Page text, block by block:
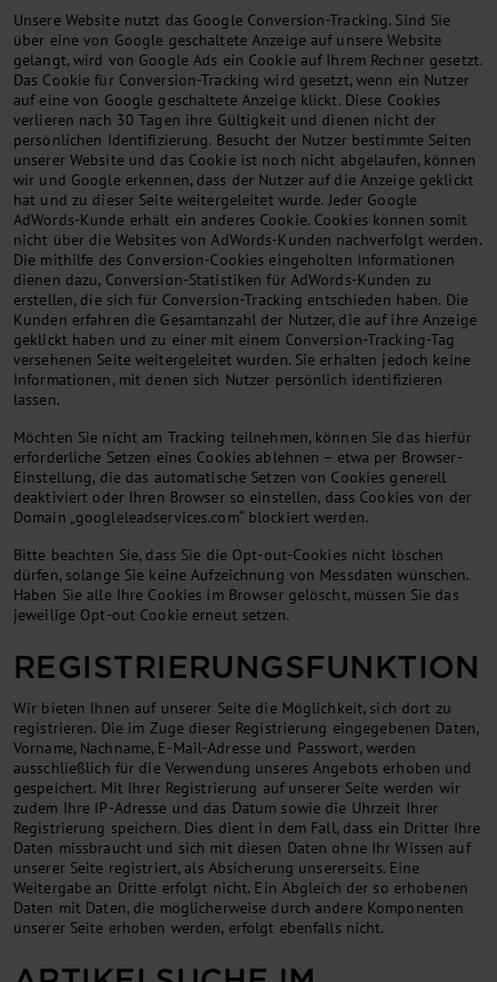
Unsere Website nutzt das Google Conversion-Tracking. Sind Sie
über eine von Google geschaltete Anzeige auf unsere Website
gelangt, wird von Google Ads ein Cookie auf Ihrem Rechner gesetzt.
Das Cookie für Conversion-Tracking wird gesetzt, wenn ein Nutzer
auf eine von Google geschaltete Anzeige klickt. Diese Cookies
verlieren nach 30 Tagen ihre Gültigkeit und dienen nicht der
persönlichen Identifizierung. Besucht der Nutzer bestimmte Seiten
unserer Website und das Cookie ist noch nicht abgelaufen, können
wir und Google erkennen, dass der Nutzer auf die Anzeige geklickt
hat und zu dieser Seite weitergeleitet wurde. Jeder Google
AdWords-Kunde erhält ein anderes Cookie. Cookies können somit
nicht über die Websites von AdWords-Kunden nachverfolgt werden.
Die mithilfe des Conversion-Cookies eingeholten Informationen
dienen dazu, Conversion-Statistiken für AdWords-Kunden zu
erstellen, die sich für Conversion-Tracking entschieden haben. Die
Kunden erfahren die Gesamtanzahl der Nutzer, die auf ihre Anzeige
geklickt haben und zu einer mit einem Conversion-Tracking-Tag
versehenen Seite weitergeleitet wurden. Sie erhalten jedoch keine
Informationen, mit denen sich Nutzer persönlich identifizieren
lassen.
Möchten Sie nicht am Tracking teilnehmen, können Sie das hierfür
erforderliche Setzen eines Cookies ablehnen – etwa per Browser-
Einstellung, die das automatische Setzen von Cookies generell
deaktiviert oder Ihren Browser so einstellen, dass Cookies von der
Domain „googleleadservices.com“ blockiert werden.
Bitte beachten Sie, dass Sie die Opt-out-Cookies nicht löschen
dürfen, solange Sie keine Aufzeichnung von Messdaten wünschen.
Haben Sie alle Ihre Cookies im Browser gelöscht, müssen Sie das
jeweilige Opt-out Cookie erneut setzen.
REGISTRIERUNGSFUNKTION
Wir bieten Ihnen auf unserer Seite die Möglichkeit, sich dort zu
registrieren. Die im Zuge dieser Registrierung eingegebenen Daten,
Vorname, Nachname, E-Mail-Adresse und Passwort, werden
ausschließlich für die Verwendung unseres Angebots erhoben und
gespeichert. Mit Ihrer Registrierung auf unserer Seite werden wir
zudem Ihre IP-Adresse und das Datum sowie die Uhrzeit Ihrer
Registrierung speichern. Dies dient in dem Fall, dass ein Dritter Ihre
Daten missbraucht und sich mit diesen Daten ohne Ihr Wissen auf
unserer Seite registriert, als Absicherung unsererseits. Eine
Weitergabe an Dritte erfolgt nicht. Ein Abgleich der so erhobenen
Daten mit Daten, die möglicherweise durch andere Komponenten
unserer Seite erhoben werden, erfolgt ebenfalls nicht.